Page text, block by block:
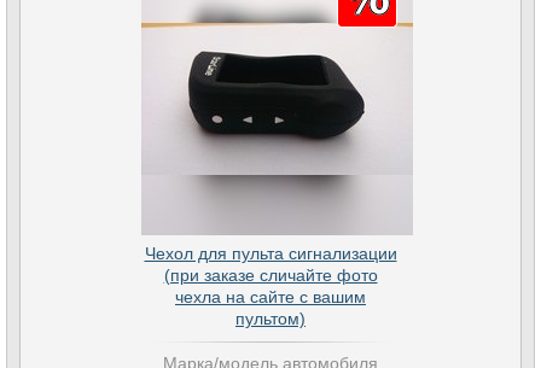
Чехол для пульта сигнализации
(при заказе сличайте фото
чехла на сайте с вашим
пультом)
Марка/модель автомобиля